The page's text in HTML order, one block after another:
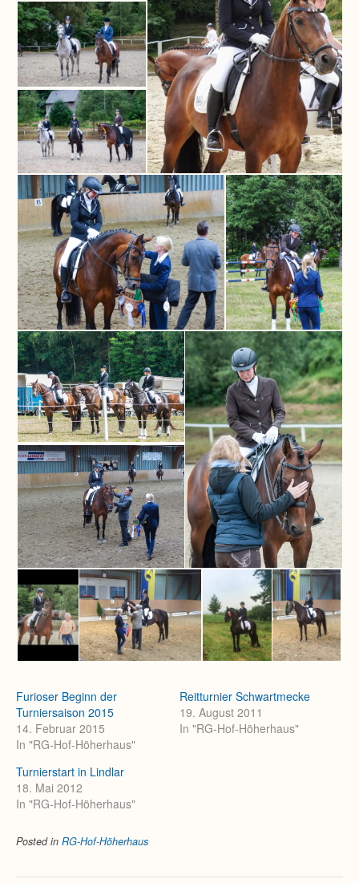
Furioser Beginn der
Turniersaison 2015
14. Februar 2015
In "RG-Hof-Höherhaus"
Reitturnier Schwartmecke
19. August 2011
In "RG-Hof-Höherhaus"
Turnierstart in Lindlar
18. Mai 2012
In "RG-Hof-Höherhaus"
Posted in RG-Hof-Höherhaus